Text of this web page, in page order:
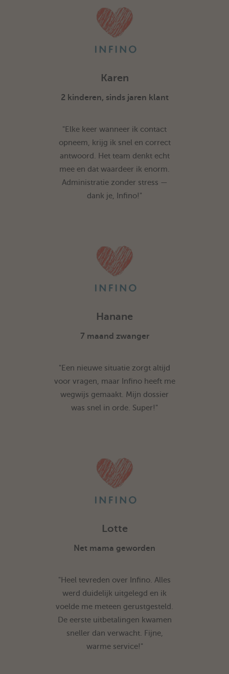
Karen
2 kinderen, sinds jaren klant
"Elke keer wanneer ik contact
opneem, krijg ik snel en correct
antwoord. Het team denkt echt
mee en dat waardeer ik enorm.
Administratie zonder stress —
dank je, Infino!"
Hanane
7 maand zwanger
"Een nieuwe situatie zorgt altijd
voor vragen, maar Infino heeft me
wegwijs gemaakt. Mijn dossier
was snel in orde. Super!"
Lotte
Net mama geworden
"Heel tevreden over Infino. Alles
werd duidelijk uitgelegd en ik
voelde me meteen gerustgesteld.
De eerste uitbetalingen kwamen
sneller dan verwacht. Fijne,
warme service!"